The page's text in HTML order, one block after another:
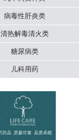
病毒性肝炎类
清热解毒清火类
糖尿病类
儿科用药